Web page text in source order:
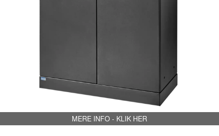
MERE INFO - KLIK HER